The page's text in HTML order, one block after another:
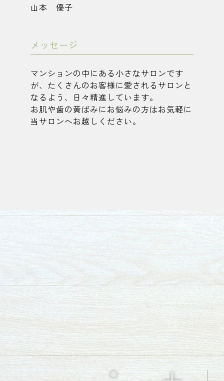
山本 優子
メッセージ
マンションの中にある小さなサロンです
が、たくさんのお客様に愛されるサロンと
なるよう、日々精進しています。
お肌や歯の黄ばみにお悩みの方はお気軽に
当サロンへお越しください。